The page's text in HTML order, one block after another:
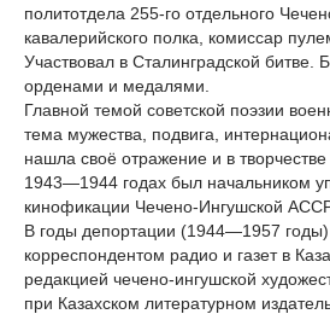
политотдела 255-го отдельного
кавалерийского полка, комиссар
Участвовал в Сталинградской битве.
орденами и медалями.
Главной темой советской поэзии
тема мужества, подвига,
нашла своё отражение и в
1943—1944 годах был начальником
кинофикации Чечено-Ингушской
В годы депортации (1944—1957 годы)
корреспондентом радио и газет в
редакцией чечено-ингушской
при Казахском литературном